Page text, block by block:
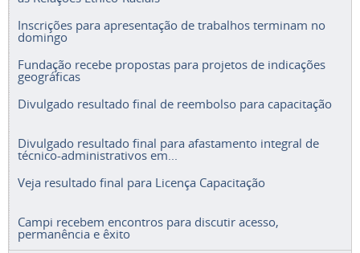
Inscrições para apresentação de trabalhos terminam no
domingo
Fundação recebe propostas para projetos de indicações
geográficas
Divulgado resultado final de reembolso para capacitação
Divulgado resultado final para afastamento integral de
técnico-administrativos em...
Veja resultado final para Licença Capacitação
Campi recebem encontros para discutir acesso,
permanência e êxito